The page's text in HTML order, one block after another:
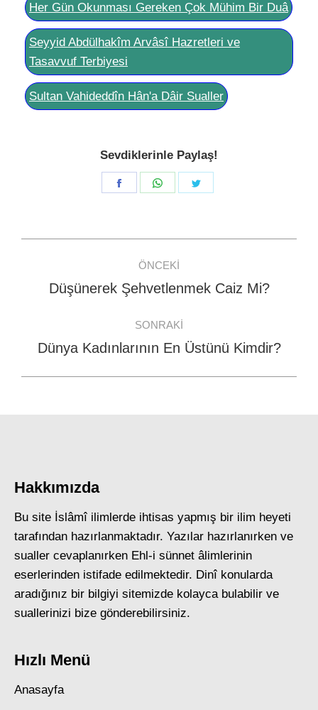
Her Gün Okunması Gereken Çok Mühim Bir Duâ
Seyyid Abdülhakîm Arvâsî Hazretleri ve
Tasavvuf Terbiyesi
Sultan Vahideddîn Hân'a Dâir Sualler
Sevdiklerinle Paylaş!
Share
Share
navigation
ÖNCEKI
Previous
Düşünerek Şehvetlenmek Caiz Mi?
SONRAKI
Next
Dünya Kadınlarının En Üstünü Kimdir?
Hakkımızda
Bu site İslâmî ilimlerde ihtisas yapmış bir ilim heyeti
tarafından hazırlanmaktadır. Yazılar hazırlanırken ve
sualler cevaplanırken Ehl-i sünnet âlimlerinin
eserlerinden istifade edilmektedir. Dinî konularda
aradığınız bir bilgiyi sitemizde kolayca bulabilir ve
suallerinizi bize gönderebilirsiniz.
Hızlı Menü
Anasayfa